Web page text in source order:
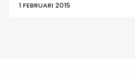
1 FEBRUARI 2015